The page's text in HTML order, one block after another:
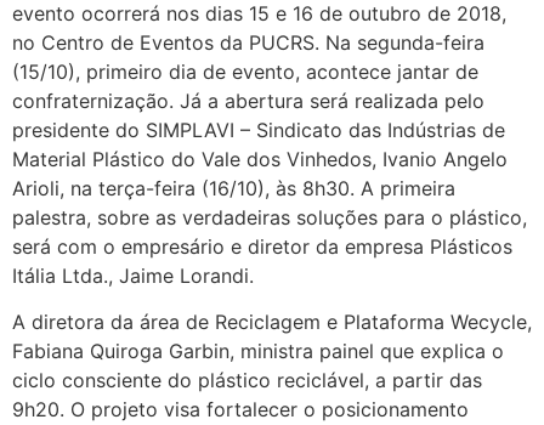
evento ocorrerá nos dias 15 e 16 de outubro de 2018,
no Centro de Eventos da PUCRS. Na segunda-feira
(15/10), primeiro dia de evento, acontece jantar de
confraternização. Já a abertura será realizada pelo
presidente do SIMPLAVI – Sindicato das Indústrias de
Material Plástico do Vale dos Vinhedos, Ivanio Angelo
Arioli, na terça-feira (16/10), às 8h30. A primeira
palestra, sobre as verdadeiras soluções para o plástico,
será com o empresário e diretor da empresa Plásticos
Itália Ltda., Jaime Lorandi.
A diretora da área de Reciclagem e Plataforma Wecycle,
Fabiana Quiroga Garbin, ministra painel que explica o
ciclo consciente do plástico reciclável, a partir das
9h20. O projeto visa fortalecer o posicionamento